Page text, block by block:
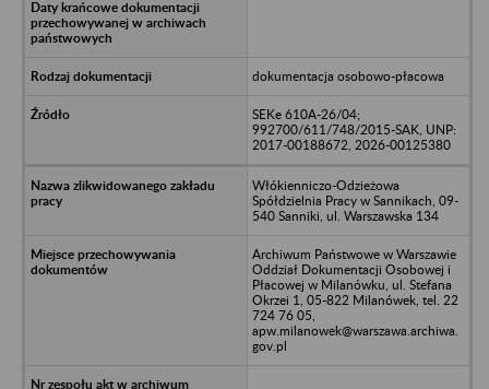
dokumentacja osobowo-płacowa
SEKe 610A-26/04;
992700/611/748/2015-SAK, UNP:
2017-00188672, 2026-00125380
Włókienniczo-Odzieżowa
Spółdzielnia Pracy w Sannikach, 09-
540 Sanniki, ul. Warszawska 134
Archiwum Państwowe w Warszawie
Oddział Dokumentacji Osobowej i
Płacowej w Milanówku, ul. Stefana
Okrzei 1, 05-822 Milanówek, tel. 22
724 76 05,
apw.milanowek@warszawa.archiwa.
gov.pl